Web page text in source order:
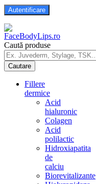
Caută produse
Fillere
dermice
Acid
hialuronic
Colagen
Acid
polilactic
Hidroxiapatita
de
calciu
Biorevitalizante